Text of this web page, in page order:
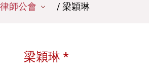
師公會 / 梁穎琳
梁穎琳 *